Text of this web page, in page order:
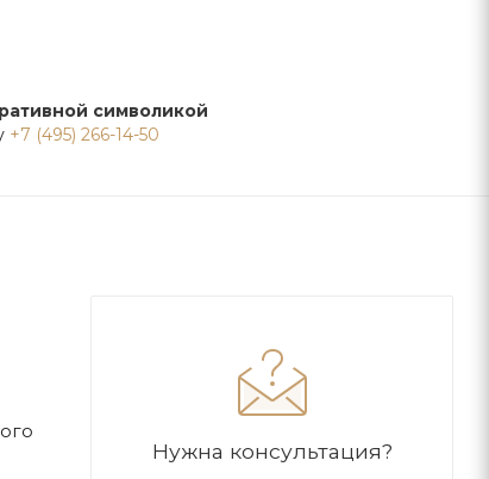
символикой
+7 (495) 266-14-50
Нужна консультация?